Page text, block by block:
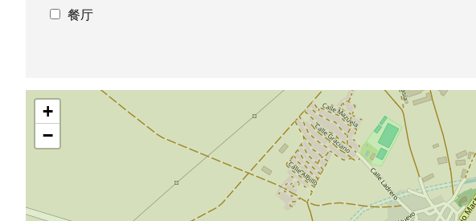
餐厅
跳
地
图
+
−